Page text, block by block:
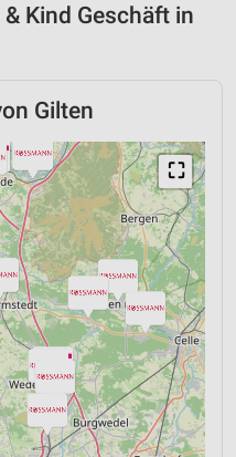
Kind Geschäft in
Gilten
⛶